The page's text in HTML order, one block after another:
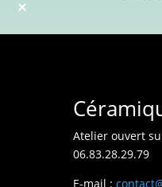
Atelier ouvert
06.83.28.29.79
E-mail :